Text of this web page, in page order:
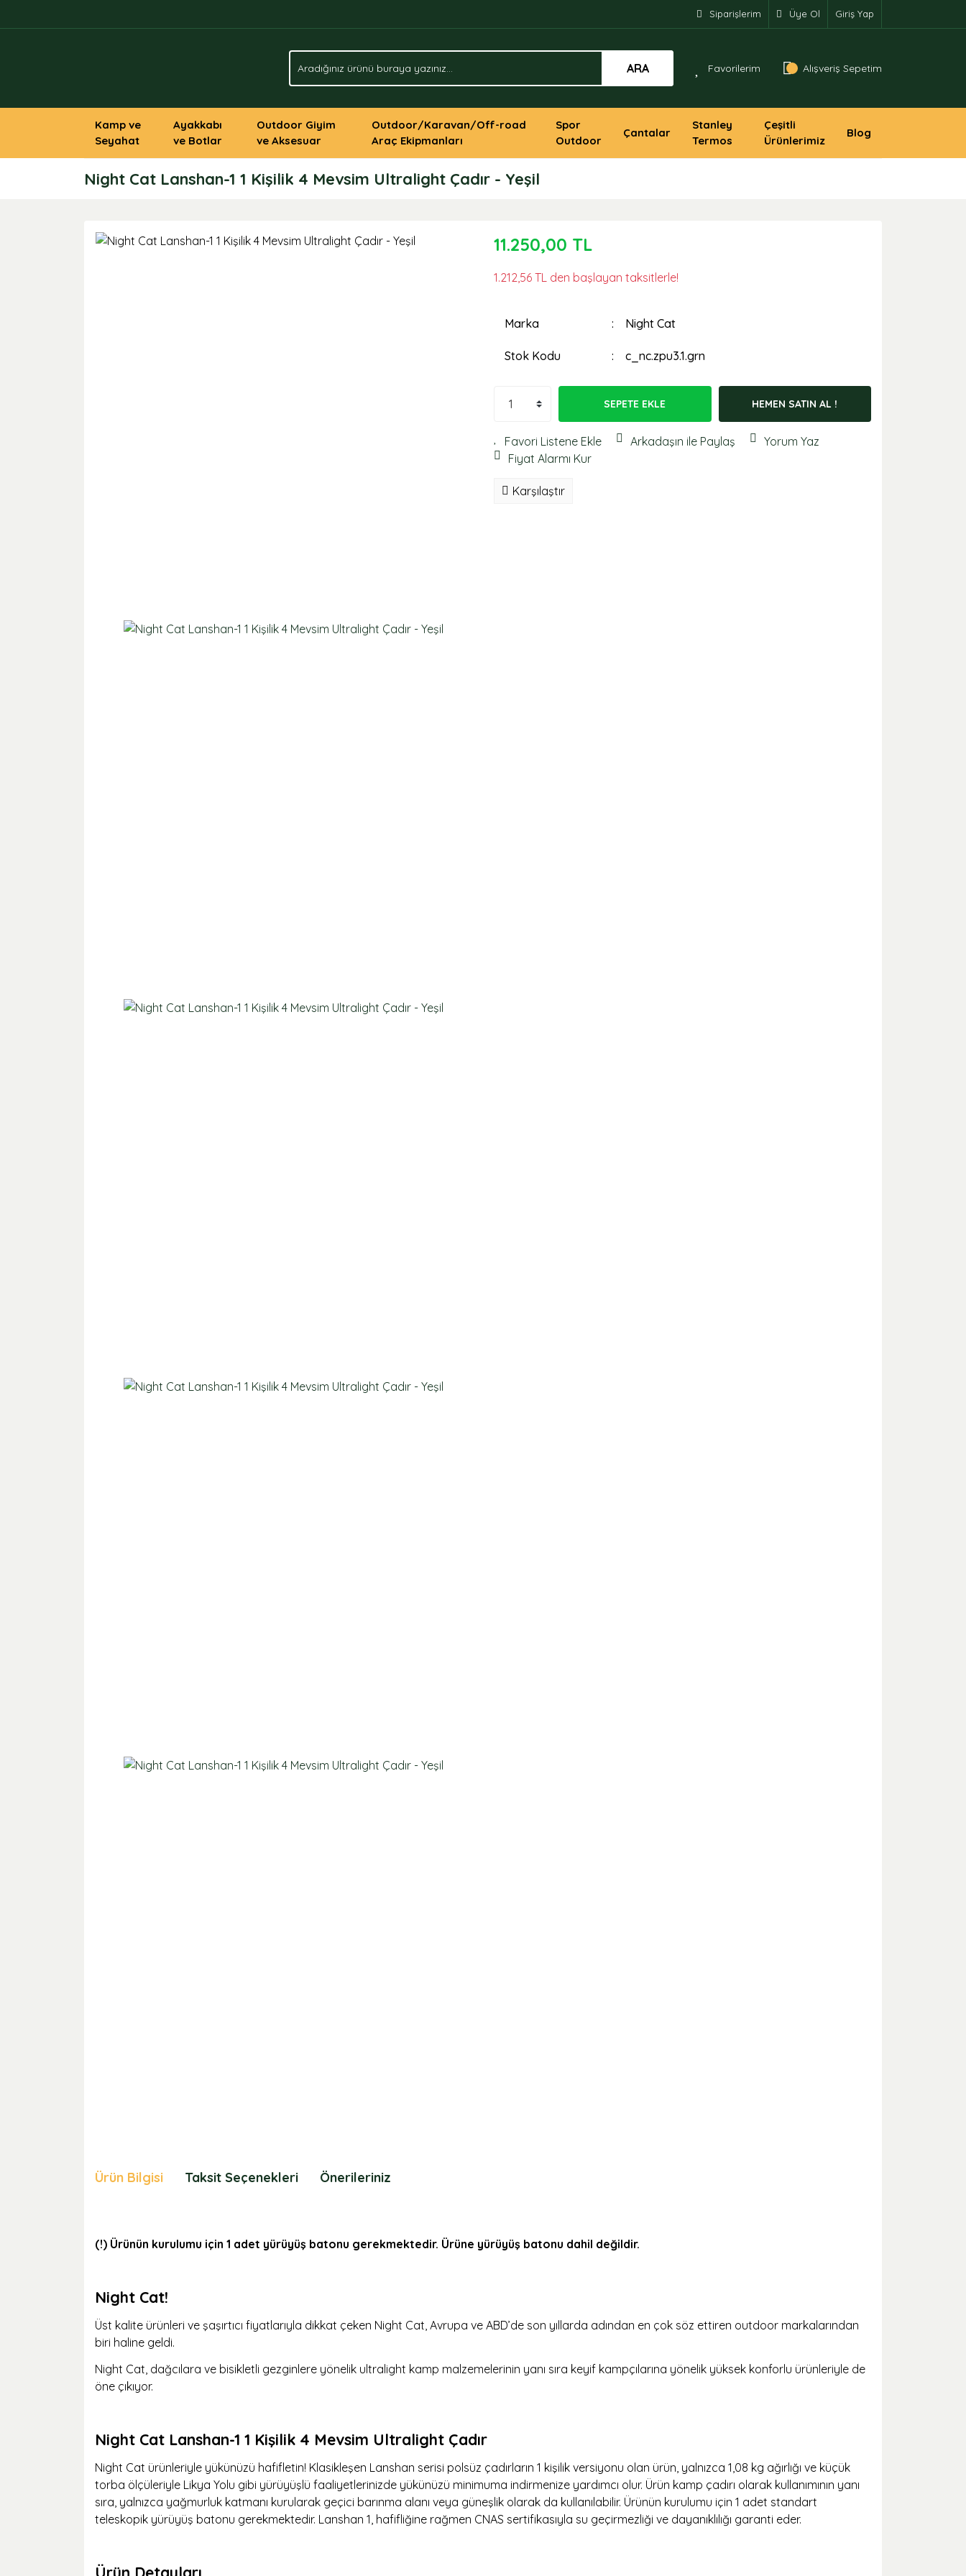
Siparişlerim Üye Ol Giriş Yap
ARA Favorilerim Alışveriş Sepetim
Kamp ve
Seyahat
Ayakkabı
ve Botlar
Outdoor Giyim
ve Aksesuar
Outdoor/Karavan/Off-road
Araç Ekipmanları
Spor
Outdoor
Çantalar
Stanley
Termos
Çeşitli
Ürünlerimiz
Blog
Night Cat Lanshan-1 1 Kişilik 4 Mevsim Ultralight Çadır - Yeşil
11.250,00 TL
1.212,56 TL den başlayan taksitlerle!
Marka Night Cat
Stok Kodu c_nc.zpu3.1.grn
SEPETE EKLE HEMEN SATIN AL !
Arkadaşın ile Paylaş
Yorum Yaz
Fiyat Alarmı Kur
Karşılaştır
Ürün Bilgisi Taksit Seçenekleri Önerileriniz
(!) Ürünün kurulumu için 1 adet yürüyüş batonu gerekmektedir. Ürüne yürüyüş batonu dahil değildir.
Night Cat!
Üst kalite ürünleri ve şaşırtıcı fiyatlarıyla dikkat çeken Night Cat, Avrupa ve ABD’de son yıllarda adından en çok söz ettiren outdoor markalarından
biri haline geldi.
Night Cat, dağcılara ve bisikletli gezginlere yönelik ultralight kamp malzemelerinin yanı sıra keyif kampçılarına yönelik yüksek konforlu ürünleriyle de
öne çıkıyor.
Night Cat Lanshan-1 1 Kişilik 4 Mevsim Ultralight Çadır
Night Cat ürünleriyle yükünüzü hafifletin! Klasikleşen Lanshan serisi polsüz çadırların 1 kişilik versiyonu olan ürün, yalnızca 1,08 kg ağırlığı ve küçük
torba ölçüleriyle Likya Yolu gibi yürüyüşlü faaliyetlerinizde yükünüzü minimuma indirmenize yardımcı olur. Ürün kamp çadırı olarak kullanımının yanı
sıra, yalnızca yağmurluk katmanı kurularak geçici barınma alanı veya güneşlik olarak da kullanılabilir. Ürünün kurulumu için 1 adet standart
teleskopik yürüyüş batonu gerekmektedir. Lanshan 1, hafifliğine rağmen CNAS sertifikasıyla su geçirmezliği ve dayanıklılığı garanti eder.